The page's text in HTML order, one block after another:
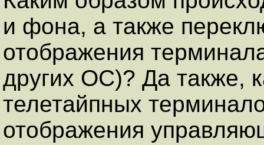
и фона, а также
отображения
других ОС)? Да также,
телетайпных
отображения